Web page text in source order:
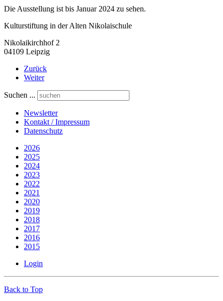
Die Ausstellung ist bis Januar 2024 zu sehen.
Kulturstiftung in der Alten Nikolaischule
Nikolaikirchhof 2
04109 Leipzig
Zurück
Weiter
Suchen ...
Newsletter
Kontakt / Impressum
Datenschutz
2026
2025
2024
2023
2022
2021
2020
2019
2018
2017
2016
2015
Login
Back to Top